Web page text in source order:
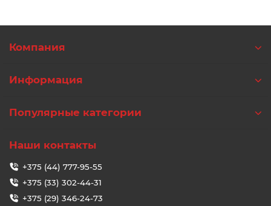
Компания
Информация
Популярные категории
Наши контакты
+375 (44) 777-95-55
+375 (33) 302-44-31
+375 (29) 346-24-73